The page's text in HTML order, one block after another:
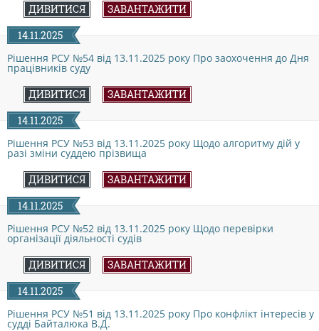
ДОКУМЕНТИ
КАНДИДАТИ ДО КСУ
РІШЕННЯ РСУ
НОРМАТИВНІ ДОКУМЕНТИ
СОЦІОЛОГІЧНІ ОПИТУВАННЯ
ДИВИТИСЯ
ЗАВАНТАЖИТИ
14.11.2025
Рішення РСУ №54 від 13.11.2025 року Про заохочення до Дня
працівників суду
ДИВИТИСЯ
ЗАВАНТАЖИТИ
14.11.2025
Рішення РСУ №53 від 13.11.2025 року Щодо алгоритму дій у
разі зміни суддею прізвища
ДИВИТИСЯ
ЗАВАНТАЖИТИ
14.11.2025
Рішення РСУ №52 від 13.11.2025 року Щодо перевірки
організації діяльності судів
ДИВИТИСЯ
ЗАВАНТАЖИТИ
14.11.2025
Рішення РСУ №51 від 13.11.2025 року Про конфлікт інтересів у
судді Байталюка В.Д.